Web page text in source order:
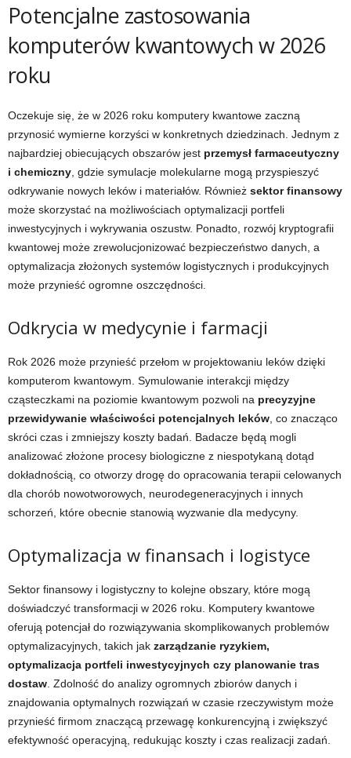
Potencjalne zastosowania
komputerów kwantowych w 2026
roku
Oczekuje się, że w 2026 roku komputery kwantowe zaczną
przynosić wymierne korzyści w konkretnych dziedzinach. Jednym z
najbardziej obiecujących obszarów jest przemysł farmaceutyczny
i chemiczny , gdzie symulacje molekularne mogą przyspieszyć
odkrywanie nowych leków i materiałów. Również sektor finansowy
może skorzystać na możliwościach optymalizacji portfeli
inwestycyjnych i wykrywania oszustw. Ponadto, rozwój kryptografii
kwantowej może zrewolucjonizować bezpieczeństwo danych, a
optymalizacja złożonych systemów logistycznych i produkcyjnych
może przynieść ogromne oszczędności.
Odkrycia w medycynie i farmacji
Rok 2026 może przynieść przełom w projektowaniu leków dzięki
komputerom kwantowym. Symulowanie interakcji między
cząsteczkami na poziomie kwantowym pozwoli na precyzyjne
przewidywanie właściwości potencjalnych leków , co znacząco
skróci czas i zmniejszy koszty badań. Badacze będą mogli
analizować złożone procesy biologiczne z niespotykaną dotąd
dokładnością, co otworzy drogę do opracowania terapii celowanych
dla chorób nowotworowych, neurodegeneracyjnych i innych
schorzeń, które obecnie stanowią wyzwanie dla medycyny.
Optymalizacja w finansach i logistyce
Sektor finansowy i logistyczny to kolejne obszary, które mogą
doświadczyć transformacji w 2026 roku. Komputery kwantowe
oferują potencjał do rozwiązywania skomplikowanych problemów
optymalizacyjnych, takich jak zarządzanie ryzykiem,
optymalizacja portfeli inwestycyjnych czy planowanie tras
dostaw . Zdolność do analizy ogromnych zbiorów danych i
znajdowania optymalnych rozwiązań w czasie rzeczywistym może
przynieść firmom znaczącą przewagę konkurencyjną i zwiększyć
efektywność operacyjną, redukując koszty i czas realizacji zadań.